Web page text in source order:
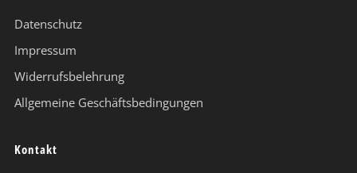
Datenschutz
Impressum
Widerrufsbelehrung
Allgemeine Geschäftsbedingungen
Kontakt